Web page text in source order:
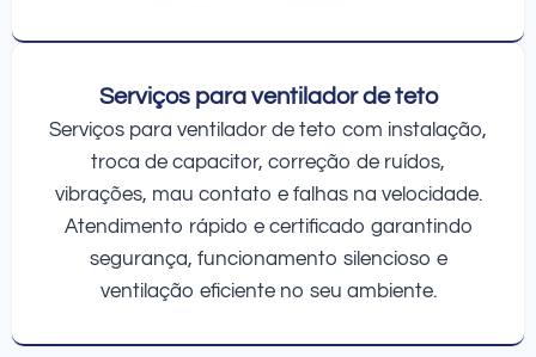
Serviços para ventilador de teto
Serviços para ventilador de teto com instalação,
troca de capacitor, correção de ruídos,
vibrações, mau contato e falhas na velocidade.
Atendimento rápido e certificado garantindo
segurança, funcionamento silencioso e
ventilação eficiente no seu ambiente.